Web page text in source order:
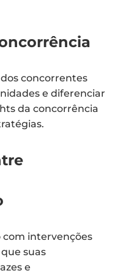
concorrentes
e diferenciar
da concorrência
intervenções
suas
e